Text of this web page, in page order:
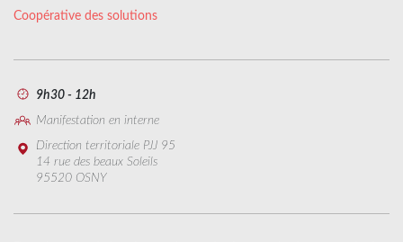
Coopérative des solutions
9h30 - 12h
Manifestation en interne
Direction territoriale PJJ 95
14 rue des beaux Soleils
95520 OSNY